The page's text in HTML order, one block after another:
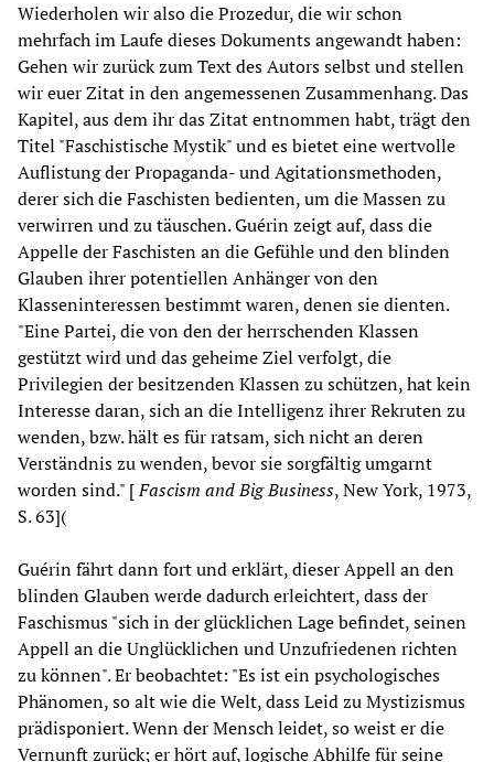
Wiederholen wir also die Prozedur, die wir schon
mehrfach im Laufe dieses Dokuments angewandt haben:
Gehen wir zurück zum Text des Autors selbst und stellen
wir euer Zitat in den angemessenen Zusammenhang. Das
Kapitel, aus dem ihr das Zitat entnommen habt, trägt den
Titel "Faschistische Mystik" und es bietet eine wertvolle
Auflistung der Propaganda- und Agitationsmethoden,
derer sich die Faschisten bedienten, um die Massen zu
verwirren und zu täuschen. Guérin zeigt auf, dass die
Appelle der Faschisten an die Gefühle und den blinden
Glauben ihrer potentiellen Anhänger von den
Klasseninteressen bestimmt waren, denen sie dienten.
"Eine Partei, die von den der herrschenden Klassen
gestützt wird und das geheime Ziel verfolgt, die
Privilegien der besitzenden Klassen zu schützen, hat kein
Interesse daran, sich an die Intelligenz ihrer Rekruten zu
wenden, bzw. hält es für ratsam, sich nicht an deren
Verständnis zu wenden, bevor sie sorgfältig umgarnt
worden sind." [Fascism and Big Business, New York, 1973,
S. 63](
Guérin fährt dann fort und erklärt, dieser Appell an den
blinden Glauben werde dadurch erleichtert, dass der
Faschismus "sich in der glücklichen Lage befindet, seinen
Appell an die Unglücklichen und Unzufriedenen richten
zu können". Er beobachtet: "Es ist ein psychologisches
Phänomen, so alt wie die Welt, dass Leid zu Mystizismus
prädisponiert. Wenn der Mensch leidet, so weist er die
Vernunft zurück; er hört auf, logische Abhilfe für seine